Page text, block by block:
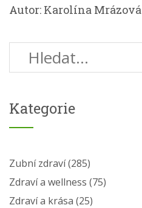
Autor: Karolína Mrázová
Kategorie
Zubní zdraví(285)
Zdraví a wellness (75)
Zdraví a krása (25)